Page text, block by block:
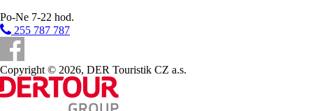
Po-Ne 7-22 hod.
255 787 787
Copyright © 2026, DER Touristik CZ a.s.